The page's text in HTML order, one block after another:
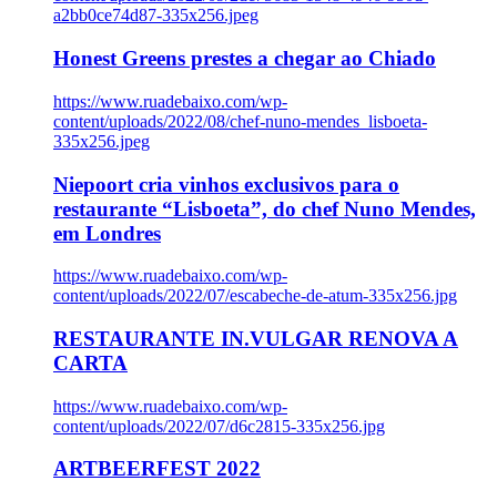
a2bb0ce74d87-335x256.jpeg
Honest Greens prestes a chegar ao Chiado
https://www.ruadebaixo.com/wp-
content/uploads/2022/08/chef-nuno-mendes_lisboeta-
335x256.jpeg
Niepoort cria vinhos exclusivos para o
restaurante “Lisboeta”, do chef Nuno Mendes,
em Londres
https://www.ruadebaixo.com/wp-
content/uploads/2022/07/escabeche-de-atum-335x256.jpg
RESTAURANTE IN.VULGAR RENOVA A
CARTA
https://www.ruadebaixo.com/wp-
content/uploads/2022/07/d6c2815-335x256.jpg
ARTBEERFEST 2022